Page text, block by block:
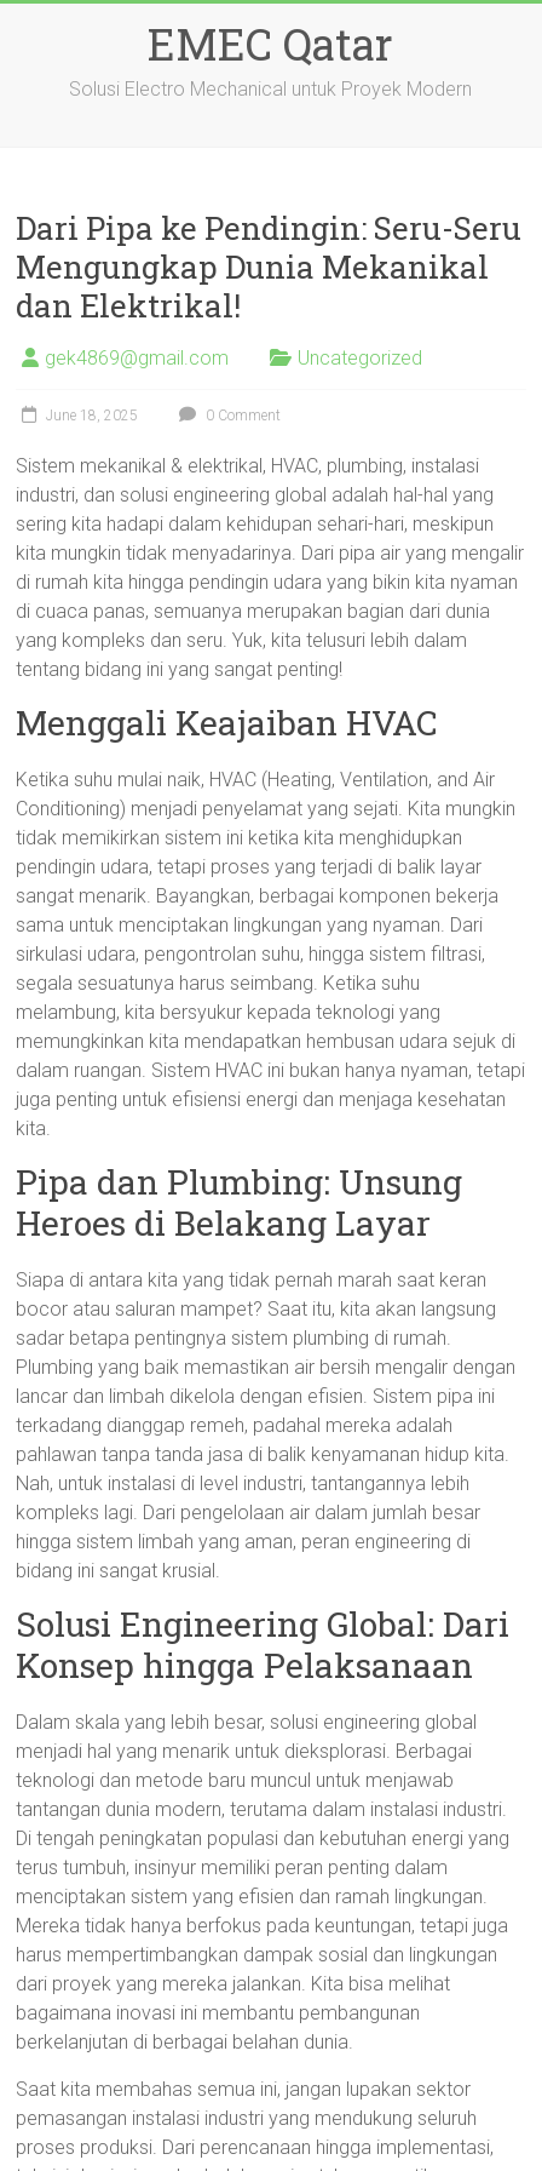
EMEC Qatar
Solusi Electro Mechanical untuk Proyek Modern
Dari Pipa ke Pendingin: Seru-Seru
Mengungkap Dunia Mekanikal
dan Elektrikal!
gek4869@gmail.com Uncategorized
June 18, 2025 0 Comment
Sistem mekanikal & elektrikal, HVAC, plumbing, instalasi
industri, dan solusi engineering global adalah hal-hal yang
sering kita hadapi dalam kehidupan sehari-hari, meskipun
kita mungkin tidak menyadarinya. Dari pipa air yang mengalir
di rumah kita hingga pendingin udara yang bikin kita nyaman
di cuaca panas, semuanya merupakan bagian dari dunia
yang kompleks dan seru. Yuk, kita telusuri lebih dalam
tentang bidang ini yang sangat penting!
Menggali Keajaiban HVAC
Ketika suhu mulai naik, HVAC (Heating, Ventilation, and Air
Conditioning) menjadi penyelamat yang sejati. Kita mungkin
tidak memikirkan sistem ini ketika kita menghidupkan
pendingin udara, tetapi proses yang terjadi di balik layar
sangat menarik. Bayangkan, berbagai komponen bekerja
sama untuk menciptakan lingkungan yang nyaman. Dari
sirkulasi udara, pengontrolan suhu, hingga sistem filtrasi,
segala sesuatunya harus seimbang. Ketika suhu
melambung, kita bersyukur kepada teknologi yang
memungkinkan kita mendapatkan hembusan udara sejuk di
dalam ruangan. Sistem HVAC ini bukan hanya nyaman, tetapi
juga penting untuk efisiensi energi dan menjaga kesehatan
kita.
Pipa dan Plumbing: Unsung
Heroes di Belakang Layar
Siapa di antara kita yang tidak pernah marah saat keran
bocor atau saluran mampet? Saat itu, kita akan langsung
sadar betapa pentingnya sistem plumbing di rumah.
Plumbing yang baik memastikan air bersih mengalir dengan
lancar dan limbah dikelola dengan efisien. Sistem pipa ini
terkadang dianggap remeh, padahal mereka adalah
pahlawan tanpa tanda jasa di balik kenyamanan hidup kita.
Nah, untuk instalasi di level industri, tantangannya lebih
kompleks lagi. Dari pengelolaan air dalam jumlah besar
hingga sistem limbah yang aman, peran engineering di
bidang ini sangat krusial.
Solusi Engineering Global: Dari
Konsep hingga Pelaksanaan
Dalam skala yang lebih besar, solusi engineering global
menjadi hal yang menarik untuk dieksplorasi. Berbagai
teknologi dan metode baru muncul untuk menjawab
tantangan dunia modern, terutama dalam instalasi industri.
Di tengah peningkatan populasi dan kebutuhan energi yang
terus tumbuh, insinyur memiliki peran penting dalam
menciptakan sistem yang efisien dan ramah lingkungan.
Mereka tidak hanya berfokus pada keuntungan, tetapi juga
harus mempertimbangkan dampak sosial dan lingkungan
dari proyek yang mereka jalankan. Kita bisa melihat
bagaimana inovasi ini membantu pembangunan
berkelanjutan di berbagai belahan dunia.
Saat kita membahas semua ini, jangan lupakan sektor
pemasangan instalasi industri yang mendukung seluruh
proses produksi. Dari perencanaan hingga implementasi,